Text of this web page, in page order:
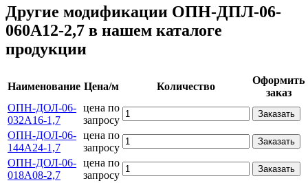
Другие модификации ОПН-ДПЛ-06-
060А12-2,7 в нашем каталоге
продукции
Наименование Цена/м Количество
Оформить
заказ
ОПН-ДОЛ-06-
032А16-1,7
цена по
запросу
Заказать
ОПН-ДОЛ-06-
144А24-1,7
цена по
запросу
Заказать
ОПН-ДОЛ-06-
018А08-2,7
цена по
запросу
Заказать